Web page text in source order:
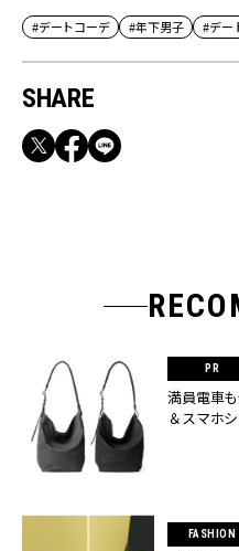
#デートコーデ #年下男子 #デー
SHARE
満員電車
＆スマホ
FASHION